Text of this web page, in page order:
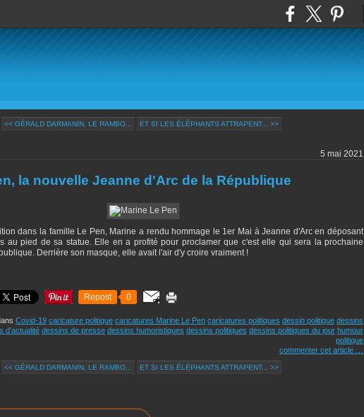
<< GÉRALD DARMANIN, LE RAMBO... ET SI LES ÉLÉPHANTS ATTRAPENT... >>
5 mai 2021
la nouvelle Jeanne d'Arc de la République
dans la famille Le Pen, Marine a rendu hommage le 1er Mai à Jeanne d'Arc en déposant
au pied de sa statue. Elle en a profité pour proclamer que c'est elle qui sera la prochaine
Derrière son masque, elle avait l'air d'y croire vraiment !
Repost 0
Covid-19 caricature politique caricatures Marine Le Pen caricatures politiques dessin politique dessins
d'actualité dessins de presse dessins humoristiques dessins politiques dessins politiques du jour humour
politique
commenter cet article
<< GÉRALD DARMANIN, LE RAMBO... ET SI LES ÉLÉPHANTS ATTRAPENT... >>